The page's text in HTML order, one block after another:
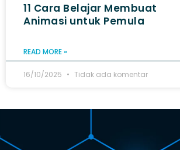
11 Cara Belajar Membuat
Animasi untuk Pemula
READ MORE »
16/10/2025 Tidak ada komentar